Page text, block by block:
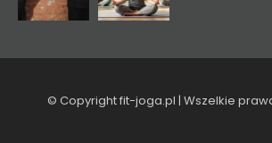
© Copyright fit-joga.pl | Wszelkie